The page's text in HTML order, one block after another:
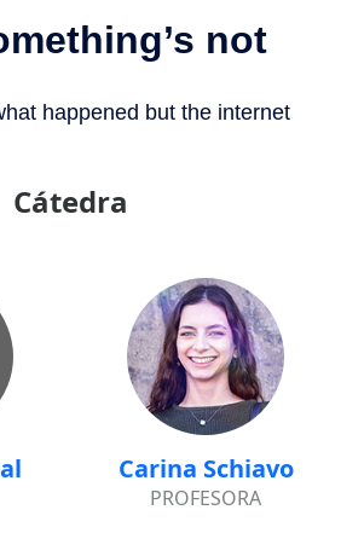
Cátedra
Carina Schiavo
PROFESORA